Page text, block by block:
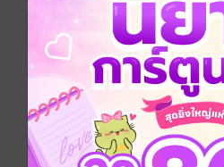
นิตยสาร Vacationist เป็น นิตยส
ฉบับรายเดือน วางแผงทุกวันที่ 1
ชั้นนำทั้งกรุงเทพฯ และต่างจังห
กลุ่มเป้าหมายที่เป็น Premium
ประกอบด้วยคอลัมภ์ที่ตอบสนอง
ในหลากหลายรูปแบบ ไม่ว่าจะเป็
ทั้งในและต่างประเทศ การออกไ